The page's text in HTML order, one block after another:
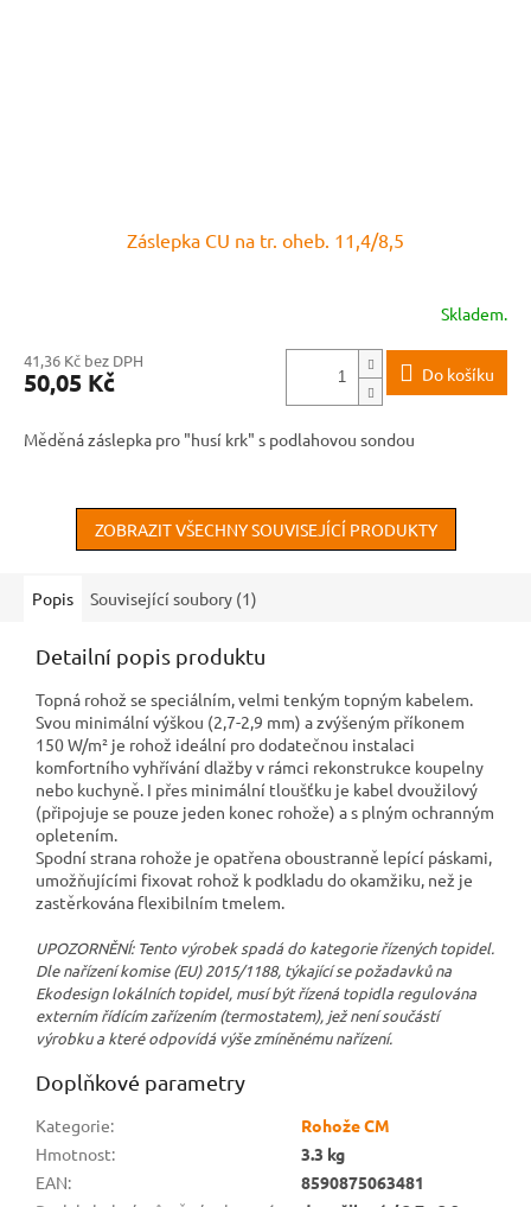
Záslepka CU na tr. oheb. 11,4/8,5
Skladem.
41,36 Kč bez DPH
50,05 Kč Do košíku
Měděná záslepka pro "husí krk" s podlahovou sondou
ZOBRAZIT VŠECHNY SOUVISEJÍCÍ PRODUKTY
Popis Související soubory (1)
Detailní popis produktu
Topná rohož se speciálním, velmi tenkým topným kabelem.
Svou minimální výškou (2,7-2,9 mm) a zvýšeným příkonem
150 W/m² je rohož ideální pro dodatečnou instalaci
komfortního vyhřívání dlažby v rámci rekonstrukce koupelny
nebo kuchyně. I přes minimální tloušťku je kabel dvoužilový
(připojuje se pouze jeden konec rohože) a s plným ochranným
opletením.
Spodní strana rohože je opatřena oboustranně lepící páskami,
umožňujícími fixovat rohož k podkladu do okamžiku, než je
zastěrkována flexibilním tmelem.
UPOZORNĚNÍ: Tento výrobek spadá do kategorie řízených topidel.
Dle nařízení komise (EU) 2015/1188, týkající se požadavků na
Ekodesign lokálních topidel, musí být řízená topidla regulována
externím řídícím zařízením (termostatem), jež není součástí
výrobku a které odpovídá výše zmíněnému nařízení.
Doplňkové parametry
Kategorie:
Rohože CM
Hmotnost:
3.3 kg
EAN:
8590875063481